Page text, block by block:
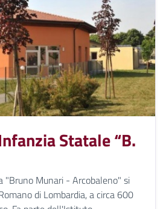
Statale “B.
"Bruno Munari - Arcobaleno" si
di Lombardia, a circa 600